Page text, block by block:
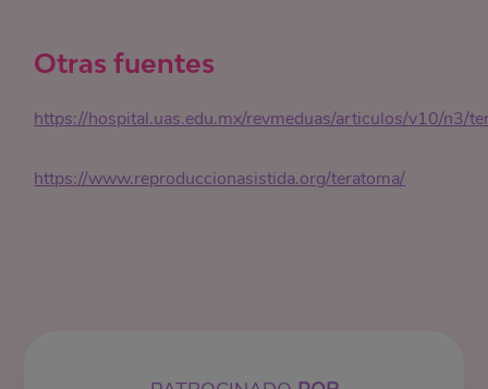
Otras fuentes
https://hospital.uas.edu.mx/revmeduas/articulos/v10/n3/
https://www.reproduccionasistida.org/teratoma/